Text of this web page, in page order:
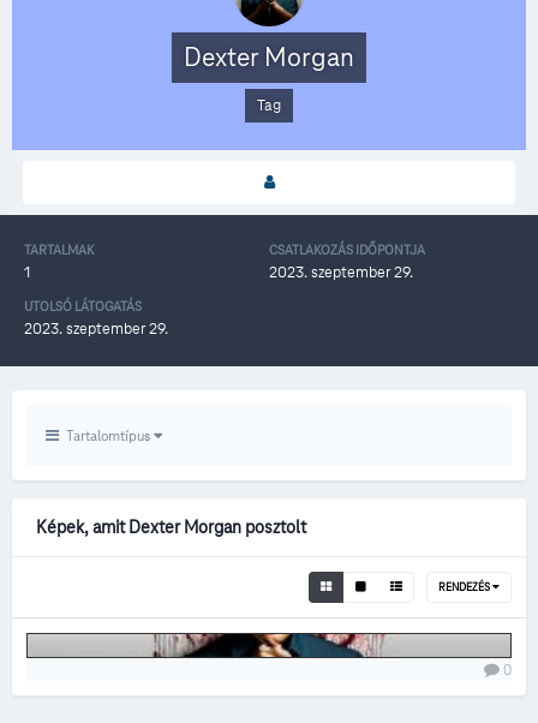
Dexter Morgan
Tag
TARTALMAK
1
CSATLAKOZÁS IDŐPONTJA
2023. szeptember 29.
UTOLSÓ LÁTOGATÁS
2023. szeptember 29.
Tartalomtípus
Képek, amit Dexter Morgan posztolt
RENDEZÉS
0